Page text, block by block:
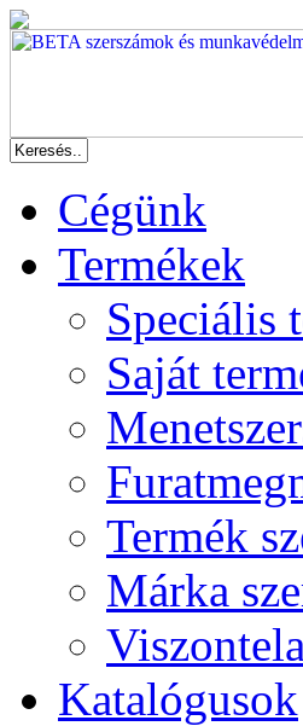
Cégünk
Termékek
Speciális
Saját
Termék
Márka
Katalógusok